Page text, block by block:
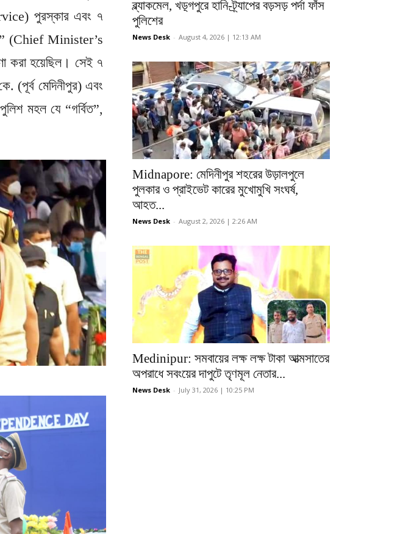
পুরস্কার এবং ৭
(Chief Minister’s
হয়েছিল। সেই ৭
(পূর্ব মেদিনীপুর) এবং
মহল যে “গর্বিত”,
ব্ল্যাকমেল, খড়্গপুরে হানি-ট্র্যাপের বড়সড় পর্দা ফাঁস
পুলিশের
News Desk - August 4, 2026 | 12:13 AM
Midnapore: মেদিনীপুর শহরের উড়ালপুলে
পুলকার ও প্রাইভেট কারের মুখোমুখি সংঘর্ষ,
আহত...
News Desk - August 2, 2026 | 2:26 AM
Medinipur: সমবায়ের লক্ষ লক্ষ টাকা আত্মসাতের
অপরাধে সবংয়ের দাপুটে তৃণমূল নেতার...
News Desk - July 31, 2026 | 10:25 PM